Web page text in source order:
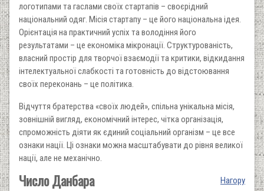
логотипами та гаслами своїх стартапів – своєрідний
національний одяг. Місія стартапу – це його національна ідея.
Орієнтація на практичний успіх та володіння його
результатами – це економіка мікронації. Структурованість,
власний простір для творчої взаємодії та критики, відкидання
інтелектуальної слабкості та готовність до відстоювання
своїх переконань – це політика.
Відчуття братерства «своїх людей», спільна унікальна місія,
зовнішній вигляд, економічний інтерес, чітка організація,
спроможність діяти як єдиний соціальний організм – це все
ознаки нації. Ці ознаки можна масштабувати до рівня великої
нації, але не механічно.
Нагору
Число Данбара